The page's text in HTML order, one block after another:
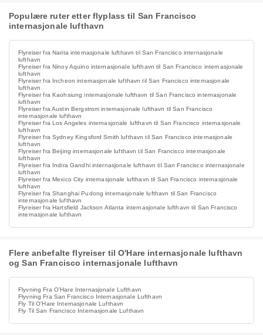
Populære ruter etter flyplass til San Francisco
internasjonale lufthavn
Flyreiser fra Narita internasjonale lufthavn til San Francisco internasjonale
lufthavn
Flyreiser fra Ninoy Aquino internasjonale lufthavn til San Francisco internasjonale
lufthavn
Flyreiser fra Incheon internasjonale lufthavn til San Francisco internasjonale
lufthavn
Flyreiser fra Kaohsiung internasjonale lufthavn til San Francisco internasjonale
lufthavn
Flyreiser fra Austin Bergstrom internasjonale lufthavn til San Francisco
internasjonale lufthavn
Flyreiser fra Los Angeles internasjonale lufthavn til San Francisco internasjonale
lufthavn
Flyreiser fra Sydney Kingsford Smith lufthavn til San Francisco internasjonale
lufthavn
Flyreiser fra Beijing internasjonale lufthavn til San Francisco internasjonale
lufthavn
Flyreiser fra Indira Gandhi internasjonale lufthavn til San Francisco internasjonale
lufthavn
Flyreiser fra Mexico City internasjonale lufthavn til San Francisco internasjonale
lufthavn
Flyreiser fra Shanghai Pudong internasjonale lufthavn til San Francisco
internasjonale lufthavn
Flyreiser fra Hartsfield Jackson Atlanta internasjonale lufthavn til San Francisco
internasjonale lufthavn
Flere anbefalte flyreiser til O'Hare internasjonale lufthavn
og San Francisco internasjonale lufthavn
Flyvning Fra O'Hare Internasjonale Lufthavn
Flyvning Fra San Francisco Internasjonale Lufthavn
Fly Til O'Hare Internasjonale Lufthavn
Fly Til San Francisco Internasjonale Lufthavn